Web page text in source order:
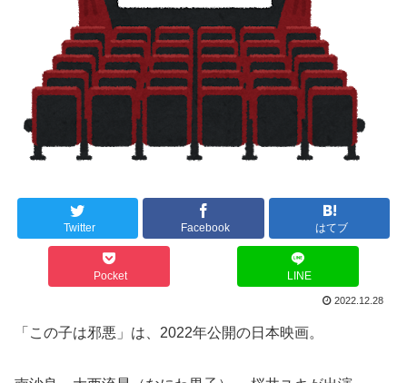
Twitter Facebook はてブ
Pocket LINE
2022.12.28
「この子は邪悪」は、2022年公開の日本映画。